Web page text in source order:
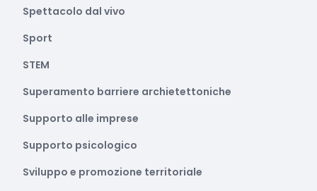
Spettacolo dal vivo
Sport
STEM
Superamento barriere archietettoniche
Supporto alle imprese
Supporto psicologico
Sviluppo e promozione territoriale